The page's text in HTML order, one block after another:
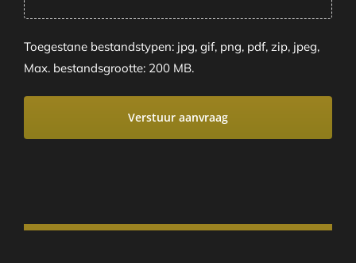
Toegestane bestandstypen: jpg, gif, png, pdf, zip, jpeg,
Max. bestandsgrootte: 200 MB.